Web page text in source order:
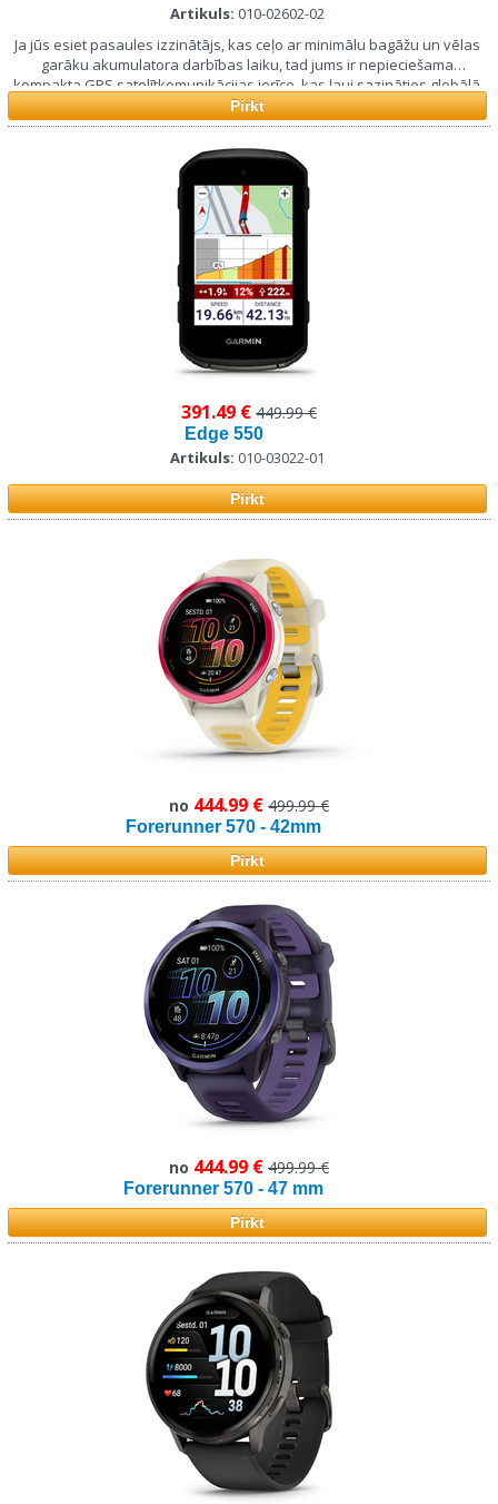
Artikuls: 010-02602-02
Ja jūs esiet pasaules izzinātājs, kas ceļo ar minimālu bagāžu un vēlas
garāku akumulatora darbības laiku, tad jums ir nepieciešama
kompakta GPS satelītkomunikācijas ierīce, kas ļauj sazināties globālā
mērogā līdz pat 2 nedēļām.
Pirkt
Edge 550
Artikuls: 010-03022-01
391.49 € 449.99 €
Pirkt
Forerunner 570 - 42mm
no 444.99 € 499.99 €
Pirkt
Forerunner 570 - 47 mm
no 444.99 € 499.99 €
Pirkt